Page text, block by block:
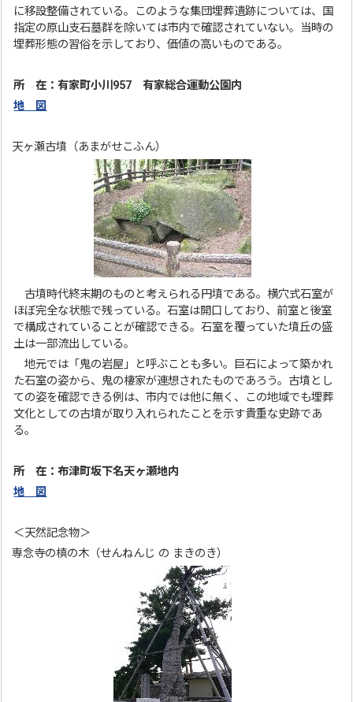
に移設整備されている。このような集団埋葬遺跡については、国
指定の原山支石墓群を除いては市内で確認されていない。当時の
埋葬形態の習俗を示しており、価値の高いものである。
所 在：有家町小川957 有家総合運動公園内
地 図
天ヶ瀬古墳（あまがせこふん）
古墳時代終末期のものと考えられる円墳である。横穴式石室が
ほぼ完全な状態で残っている。石室は開口しており、前室と後室
で構成されていることが確認できる。石室を覆っていた墳丘の盛
土は一部流出している。
地元では「鬼の岩屋」と呼ぶことも多い。巨石によって築かれ
た石室の姿から、鬼の棲家が連想されたものであろう。古墳とし
ての姿を確認できる例は、市内では他に無く、この地域でも埋葬
文化としての古墳が取り入れられたことを示す貴重な史跡であ
る。
所 在：布津町坂下名天ヶ瀬地内
地 図
＜天然記念物＞
専念寺の槙の木（せんねんじ の まきのき）